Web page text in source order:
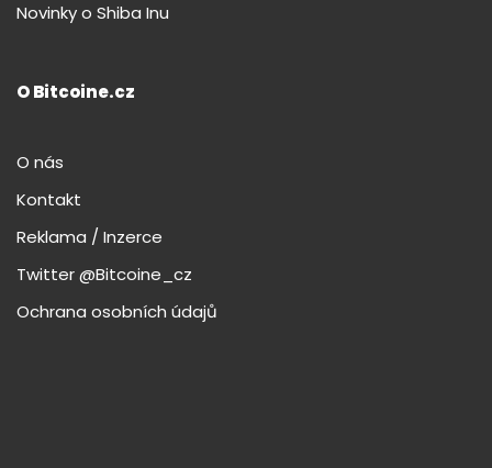
Novinky o Shiba Inu
O Bitcoine.cz
O nás
Kontakt
Reklama / Inzerce
Twitter @Bitcoine_cz
Ochrana osobních údajů